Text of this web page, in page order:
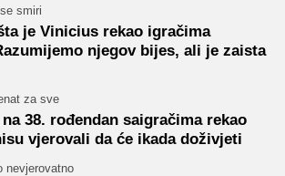
smiri
je Vinicius rekao igračima
njegov bijes, ali je zaista
za sve
38. rođendan saigračima rekao
vjerovali da će ikada doživjeti
nevjerovatno